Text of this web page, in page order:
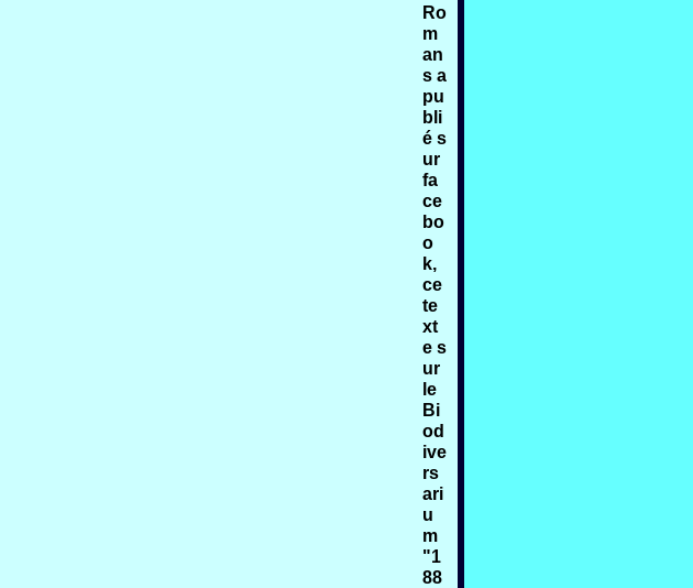
Ro
m
an
s a
pu
bli
é s
ur
fa
ce
bo
o
k,
ce
te
xt
e s
ur
le
Bi
od
ive
rs
ari
u
m
"1
88